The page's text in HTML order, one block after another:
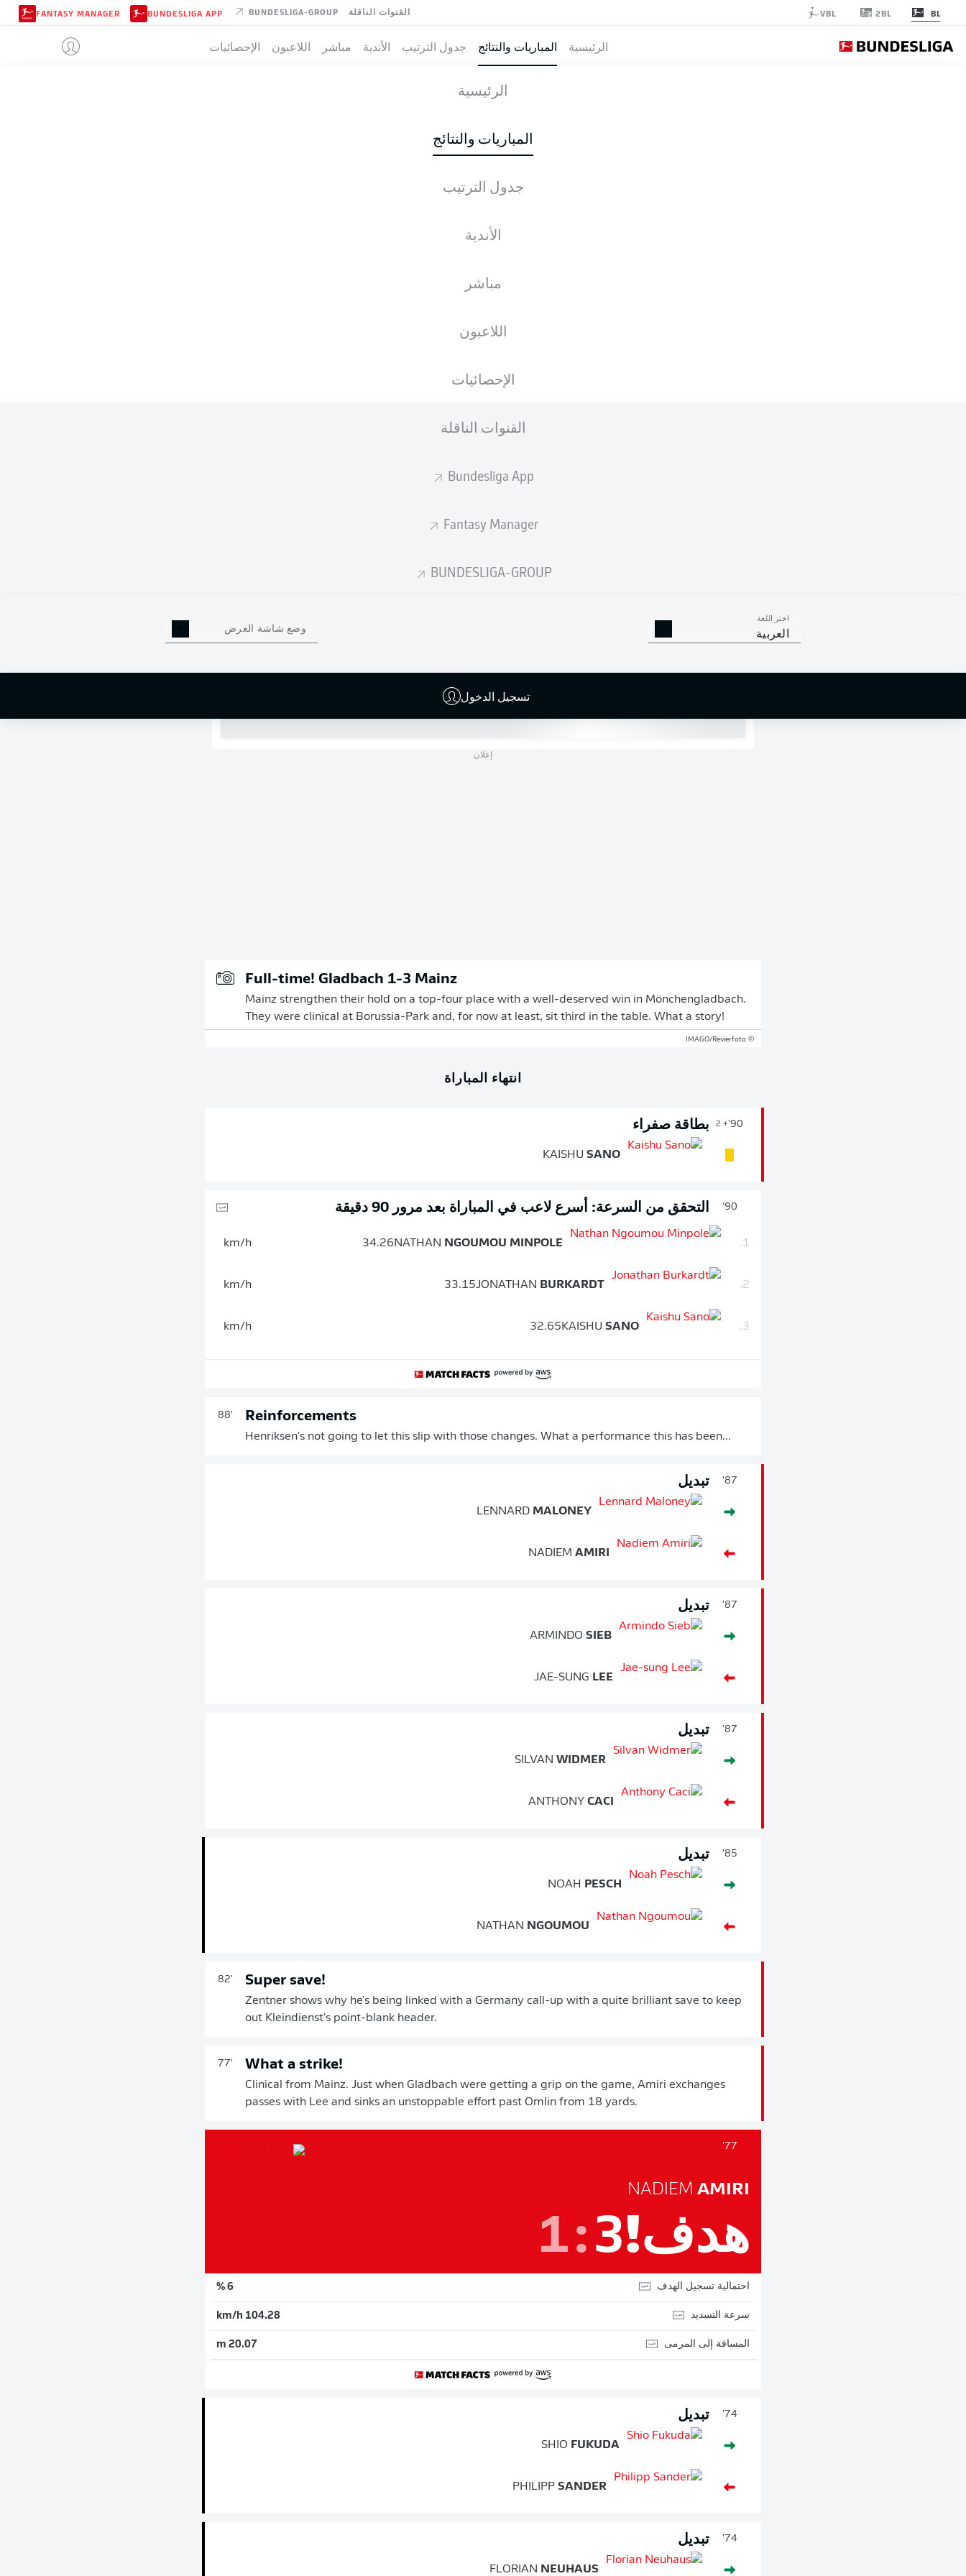
BL
2BL
VBL القنوات الناقلة BUNDESLIGA-GROUP
BUNDESLIGA APP
FANTASY MANAGER
الرئيسية المباريات والنتائج جدول الترتيب الأندية مباشر اللاعبون الإحصائيات
الرئيسية
المباريات والنتائج
جدول الترتيب
الأندية
مباشر
اللاعبون
الإحصائيات
القنوات الناقلة
Bundesliga App
Fantasy Manager
BUNDESLIGA-GROUP
اختر اللغة
العربية وضع شاشة العرض
تسجيل الدخول
1
3
التشكيلات
77'
N. Amiri
إعلان
Full-time! Gladbach 1-3 Mainz
Mainz strengthen their hold on a top-four place with a well-deserved win in Mönchengladbach.
They were clinical at Borussia-Park and, for now at least, sit third in the table. What a story!
© IMAGO/Revierfoto
انتهاء المباراة
90'
+ 2 بطاقة صفراء
KAISHU SANO
90' التحقق من السرعة: أسرع لاعب في المباراة بعد مرور 90 دقيقة
1.
NATHAN NGOUMOU MINPOLE
34.26
km/h
2.
JONATHAN BURKARDT
33.15
km/h
3.
KAISHU SANO
32.65
km/h
88' Reinforcements
Henriksen's not going to let this slip with those changes. What a performance this has been...
87' تبديل
LENNARD MALONEY
NADIEM AMIRI
87' تبديل
ARMINDO SIEB
JAE-SUNG LEE
87' تبديل
SILVAN WIDMER
ANTHONY CACI
85' تبديل
NOAH PESCH
NATHAN NGOUMOU
82' Super save!
Zentner shows why he's being linked with a Germany call-up with a quite brilliant save to keep
out Kleindienst's point-blank header.
77' What a strike!
Clinical from Mainz. Just when Gladbach were getting a grip on the game, Amiri exchanges
passes with Lee and sinks an unstoppable effort past Omlin from 18 yards.
77'
NADIEM AMIRI
هدف! 1:3
احتمالية تسجيل الهدف 6 %
سرعة التسديد 104.28 km/h
المسافة إلى المرمى 20.07 m
74' تبديل
SHIO FUKUDA
PHILIPP SANDER
74' تبديل
FLORIAN NEUHAUS